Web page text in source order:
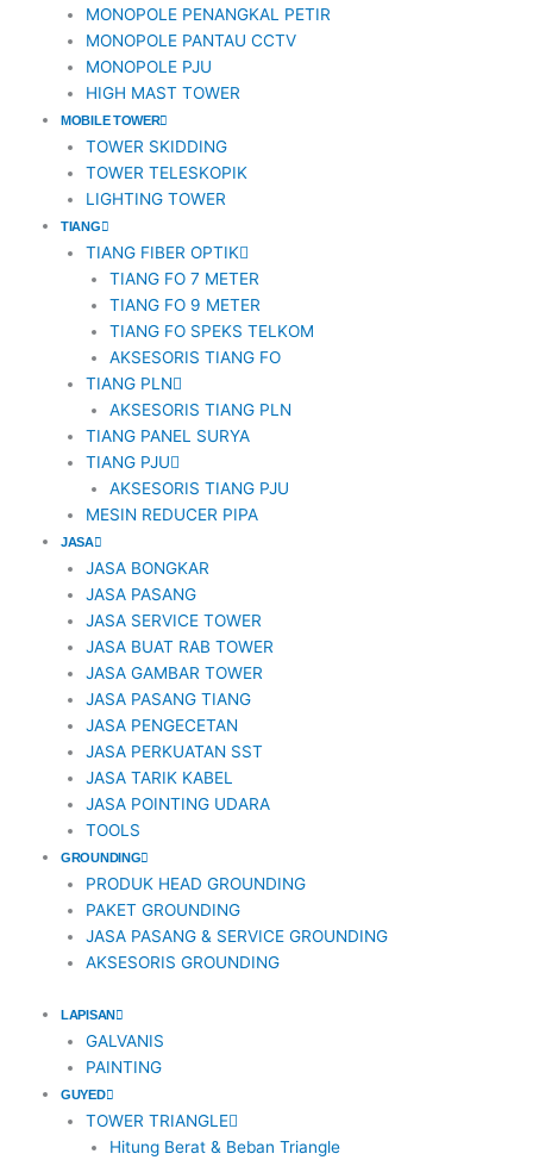
MONOPOLE PENANGKAL PETIR
MONOPOLE PANTAU CCTV
MONOPOLE PJU
HIGH MAST TOWER
MOBILE TOWER
TOWER SKIDDING
TOWER TELESKOPIK
LIGHTING TOWER
TIANG
TIANG FIBER OPTIK
TIANG FO 7 METER
TIANG FO 9 METER
TIANG FO SPEKS TELKOM
AKSESORIS TIANG FO
TIANG PLN
AKSESORIS TIANG PLN
TIANG PANEL SURYA
TIANG PJU
AKSESORIS TIANG PJU
MESIN REDUCER PIPA
JASA
JASA BONGKAR
JASA PASANG
JASA SERVICE TOWER
JASA BUAT RAB TOWER
JASA GAMBAR TOWER
JASA PASANG TIANG
JASA PENGECETAN
JASA PERKUATAN SST
JASA TARIK KABEL
JASA POINTING UDARA
TOOLS
GROUNDING
PRODUK HEAD GROUNDING
PAKET GROUNDING
JASA PASANG & SERVICE GROUNDING
AKSESORIS GROUNDING
LAPISAN
GALVANIS
PAINTING
GUYED
TOWER TRIANGLE
Hitung Berat & Beban Triangle